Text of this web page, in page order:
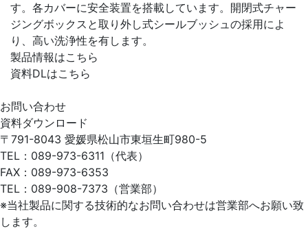
す。各カバーに安全装置を搭載しています。開閉式チャー
ジングボックスと取り外し式シールブッシュの採用によ
り、高い洗浄性を有します。
製品情報はこちら
資料DLはこちら
お問い合わせ
資料ダウンロード
〒791-8043 愛媛県松山市東垣生町980-5
TEL：089-973-6311（代表）
FAX：089-973-6353
TEL：089-908-7373（営業部）
※当社製品に関する技術的なお問い合わせは営業部へお願い致
します。